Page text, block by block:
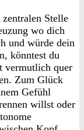
Stelle
wo dich
und würde dein
könntest du
vermutlich quer
Zum Glück
Gefühl
willst oder